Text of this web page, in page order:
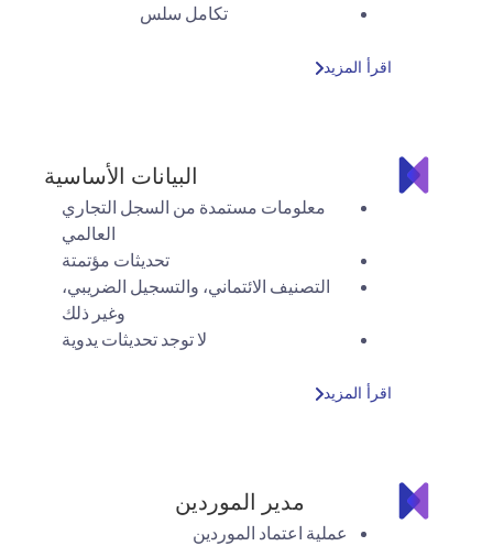
تكامل سلس
اقرأ المزيد
البيانات الأساسية
معلومات مستمدة من السجل التجاري
العالمي
تحديثات مؤتمتة
التصنيف الائتماني، والتسجيل الضريبي،
وغير ذلك
لا توجد تحديثات يدوية
اقرأ المزيد
مدير الموردين
عملية اعتماد الموردين